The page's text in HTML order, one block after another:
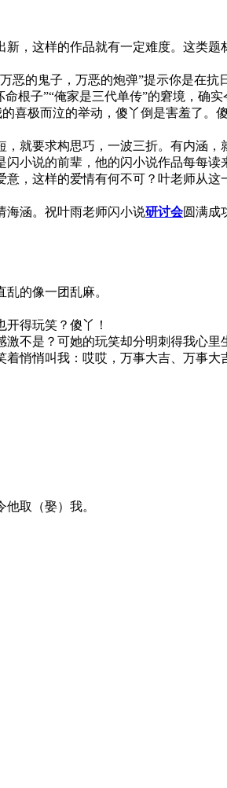
，这样的作品就有一定难度。这类
的鬼子，万恶的炮弹”提示你是在抗
根子”“俺家是三代单传”的窘境，确
极而泣的举动，傻丫倒是害羞了。
要求构思巧，一波三折。有内涵，
小说的前辈，他的闪小说作品每每
意，这样的爱情有何不可？叶老师从
涵。祝叶雨老师闪小说研讨会圆满成
的像一团乱麻。
得玩笑？傻丫！
不是？可她的玩笑却分明刺得我心里
悄悄叫我：哎哎，万事大吉、万事
取（娶）我。